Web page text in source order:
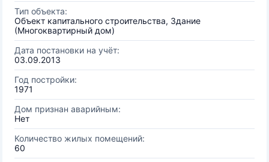
Тип объекта:
Объект капитального строительства, Здание
(Многоквартирный дом)
Дата постановки на учёт:
03.09.2013
Год постройки:
1971
Дом признан аварийным:
Нет
Количество жилых помещений:
60